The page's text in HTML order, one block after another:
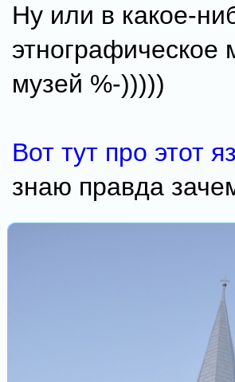
Ну или в какое-
этнографическое
музей %-)))))
Вот тут про этот
знаю правда